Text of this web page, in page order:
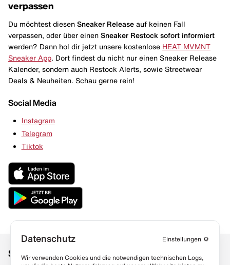
verpassen
Du möchtest diesen Sneaker Release auf keinen Fall
verpassen, oder über einen Sneaker Restock sofort informiert
werden? Dann hol dir jetzt unsere kostenlose HEAT MVMNT
Sneaker App . Dort findest du nicht nur einen Sneaker Release
Kalender, sondern auch Restock Alerts, sowie Streetwear
Deals & Neuheiten. Schau gerne rein!
Social Media
Instagram
Telegram
Tiktok
Social Media Links
Datenschutz Einstellungen ⚙️
Wir verwenden Cookies und die notwendigen technischen Logs,